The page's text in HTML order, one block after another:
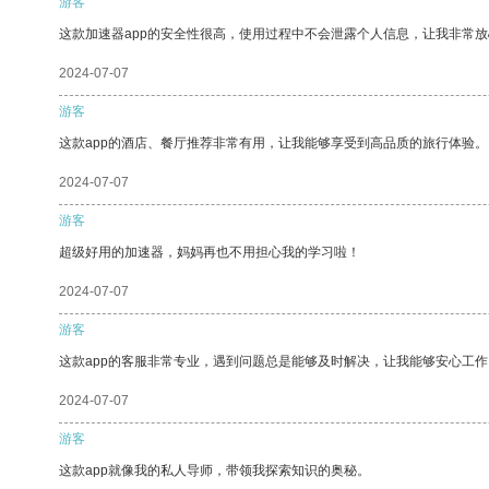
这款加速器app的安全性很高，使用过程中不会泄露个人信息，让我非常
2024-07-07
游客
这款app的酒店、餐厅推荐非常有用，让我能够享受到高品质的旅行体验。
2024-07-07
游客
超级好用的加速器，妈妈再也不用担心我的学习啦！
2024-07-07
游客
这款app的客服非常专业，遇到问题总是能够及时解决，让我能够安心工
2024-07-07
游客
这款app就像我的私人导师，带领我探索知识的奥秘。